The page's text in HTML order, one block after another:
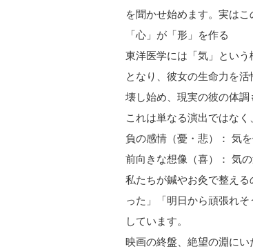
を聞かせ始めます。実は
​「心」が「形」を作る
東洋医学には「気」とい
となり、彼女の生命力を
壊し始め、現実の彼の体調
これは単なる演出ではなく
負の感情（憂・悲）： 気
前向きな想像（喜）： 気
私たちが鍼やお灸で整え
った」「明日から頑張れ
しています。
映画の終盤、絶望の淵に